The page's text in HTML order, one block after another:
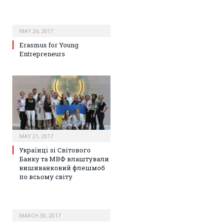
MAY 26, 2017
Erasmus for Young
Entrepreneurs
MAY 21, 2017
Українці зі Світового
Банку та МВФ влаштували
вишиванковий флешмоб
по всьому світу
MARCH 30, 2017